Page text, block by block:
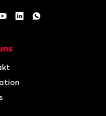
YouTube
LinkedInWhatsApp